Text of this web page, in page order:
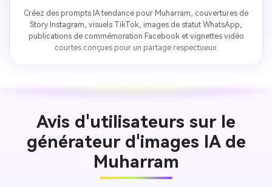
Créez des prompts IA tendance pour Muharram, couvertures de
Story Instagram, visuels TikTok, images de statut WhatsApp,
publications de commémoration Facebook et vignettes vidéo
courtes conçues pour un partage respectueux.
Avis d'utilisateurs sur le
générateur d'images IA de
Muharram